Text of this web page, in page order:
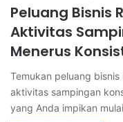
Peluang Bisnis
Aktivitas
Menerus
Temukan peluang
aktivitas sampingan
yang Anda impikan